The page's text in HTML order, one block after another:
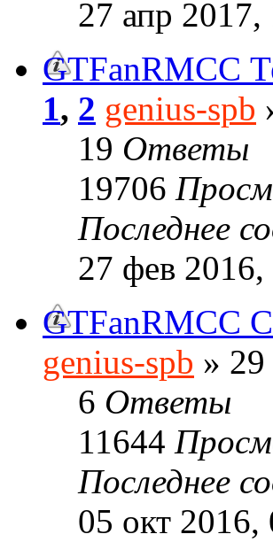
27 апр 2017,
GTFanRMCC
1, 2 genius-spb
19 Ответы
19706
Последнее
27 фев 2016,
GTFanRMCC
genius-spb »
6 Ответы
11644
Последнее
05 окт 2016,